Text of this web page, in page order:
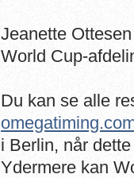
Jeanette
World Cup-
Du kan se alle
i Berlin, når
Ydermere kan